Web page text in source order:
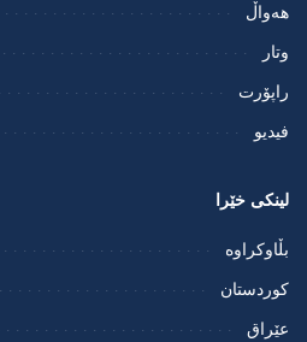
هەواڵ
وتار
راپۆرت
فيديو
لینکی خێرا
بڵاوکراوە
کوردستان
عێراق